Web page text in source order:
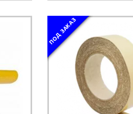
ПОД ЗАКАЗ